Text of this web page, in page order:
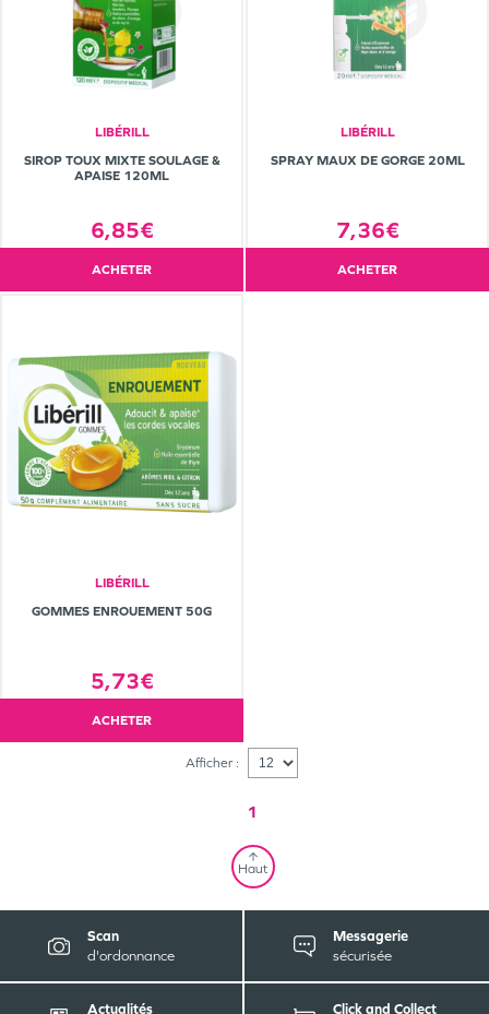
LIBÉRILL
SIROP TOUX MIXTE SOULAGE &
APAISE 120ML
6,85€
ACHETER
LIBÉRILL
SPRAY MAUX DE GORGE 20ML
7,36€
ACHETER
LIBÉRILL
GOMMES ENROUEMENT 50G
5,73€
ACHETER
Afficher :
1
Haut
Scan
d'ordonnance
Messagerie
sécurisée
Actualités
Click and Collect